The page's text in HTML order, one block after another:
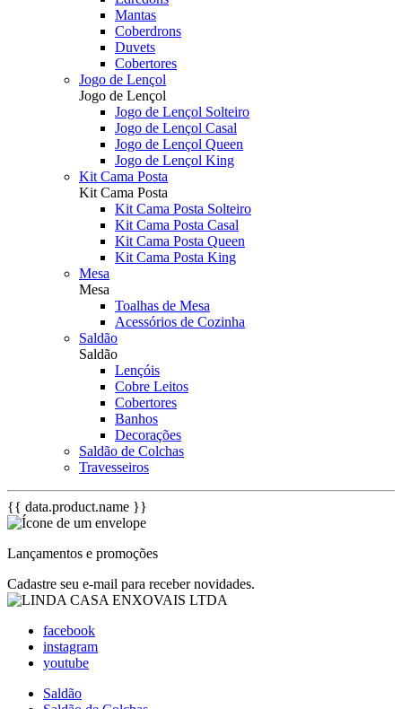
Mantas
Coberdrons
Duvets
Cobertores
Jogo de Lençol
Jogo de Lençol
Jogo de Lençol Solteiro
Jogo de Lençol Casal
Jogo de Lençol Queen
Jogo de Lençol King
Kit Cama Posta
Kit Cama Posta
Kit Cama Posta Solteiro
Kit Cama Posta Casal
Kit Cama Posta Queen
Kit Cama Posta King
Mesa
Mesa
Toalhas de Mesa
Acessórios de Cozinha
Saldão
Saldão
Lençóis
Cobre Leitos
Cobertores
Banhos
Decorações
Saldão de Colchas
Travesseiros
{{ data.product.name }}
Lançamentos e promoções
Cadastre seu e-mail para receber novidades.
facebook
instagram
youtube
Saldão